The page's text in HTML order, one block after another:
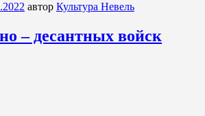
автор Культура Невель
– десантных войск